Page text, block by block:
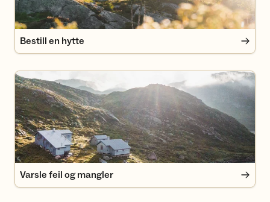
Bestill en hytte
Varsle feil og mangler
Varsle feil og mangler